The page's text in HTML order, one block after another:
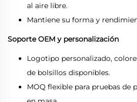
al aire libre.
Mantiene su forma y
Soporte OEM y personalización
Logotipo personalizado,
de bolsillos disponibles.
MOQ flexible para pruebas